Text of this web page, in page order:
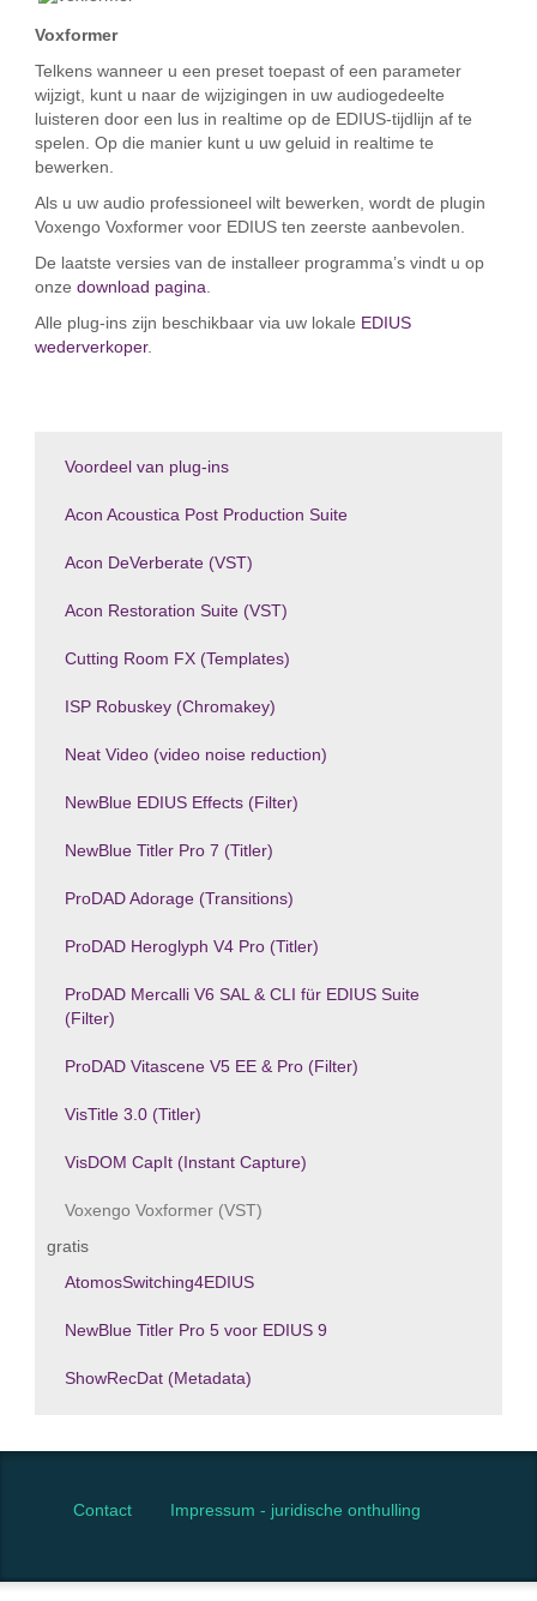
Voxformer
Telkens wanneer u een preset toepast of een parameter
wijzigt, kunt u naar de wijzigingen in uw audiogedeelte
luisteren door een lus in realtime op de EDIUS-tijdlijn af te
spelen. Op die manier kunt u uw geluid in realtime te
bewerken.
Als u uw audio professioneel wilt bewerken, wordt de plugin
Voxengo Voxformer voor EDIUS ten zeerste aanbevolen.
De laatste versies van de installeer programma’s vindt u op
onze download pagina.
Alle plug-ins zijn beschikbaar via uw lokale EDIUS
wederverkoper.
Voordeel van plug-ins
Acon Acoustica Post Production Suite
Acon DeVerberate (VST)
Acon Restoration Suite (VST)
Cutting Room FX (Templates)
ISP Robuskey (Chromakey)
Neat Video (video noise reduction)
NewBlue EDIUS Effects (Filter)
NewBlue Titler Pro 7 (Titler)
ProDAD Adorage (Transitions)
ProDAD Heroglyph V4 Pro (Titler)
ProDAD Mercalli V6 SAL & CLI für EDIUS Suite
(Filter)
ProDAD Vitascene V5 EE & Pro (Filter)
VisTitle 3.0 (Titler)
VisDOM CapIt (Instant Capture)
Voxengo Voxformer (VST)
gratis
AtomosSwitching4EDIUS
NewBlue Titler Pro 5 voor EDIUS 9
ShowRecDat (Metadata)
Contact Impressum - juridische onthulling